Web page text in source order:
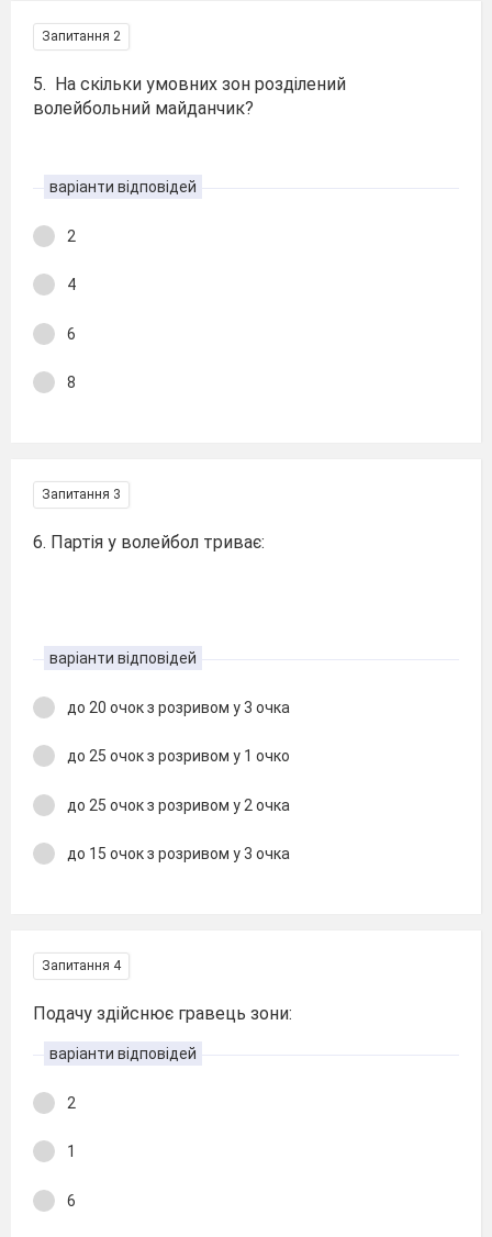
Запитання 2
5. На скільки умовних зон розділений
волейбольний майданчик?
варіанти відповідей
2
4
6
8
Запитання 3
6. Партія у волейбол триває:
варіанти відповідей
до 20 очок з розривом у 3 очка
до 25 очок з розривом у 1 очко
до 25 очок з розривом у 2 очка
до 15 очок з розривом у 3 очка
Запитання 4
Подачу здійснює гравець зони:
варіанти відповідей
2
1
6